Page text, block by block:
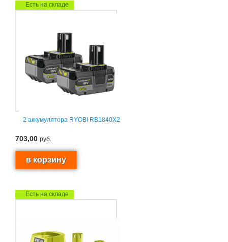
Есть на складе
2 аккумулятора RYOBI RB1840X2
703,00 руб.
Есть на складе